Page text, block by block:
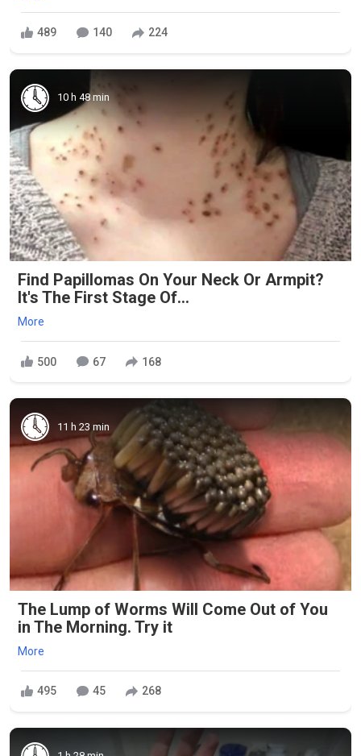
489 140 224
10 h 48 min
Find Papillomas On Your Neck Or Armpit?
It's The First Stage Of...
More
500 67 168
11 h 23 min
The Lump of Worms Will Come Out of You
in The Morning. Try it
More
495 45 268